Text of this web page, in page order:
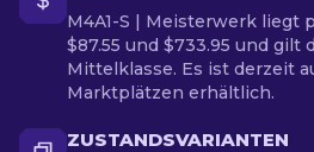
M4A1-S | Meisterwerk liegt
$87.55 und $733.95 und gilt
Mittelklasse. Es ist derzeit
Marktplätzen erhältlich.
ZUSTANDSVARIANTEN